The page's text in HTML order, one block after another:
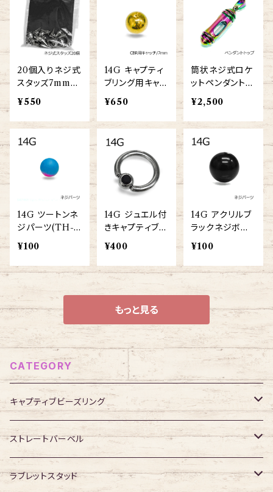
20個入りネジ式
スタッズ7mm×1
3mmスパイク(S
TUDSPARTS-
SPIKE7-13m
¥550
14G キャプティ
ブリング用キャッ
チ7mm(DM-S
T001-GP-BA)
¥650
筒状ネジ式ロケ
ットペンダントト
ップ(3P200286
3vbpb-239-R
A)
¥2,500
14G ツートンネ
ジパーツ(TH-C
O-14G-BA)
¥100
14G ジュエル付
きキャプティブビ
ーズリング(BC-
SJ001-5-14G-
SS)
¥400
14G アクリルブ
ラックネジボー
ル(XSAB4-14
G)
¥100
もっと見る
CATEGORY
キャプティブビーズリング
316Lサージカルステンレス
ジュエル無し
サージカルチタン
ストレートバーベル
316Lサージカルステンレス
ラブレットスタッド